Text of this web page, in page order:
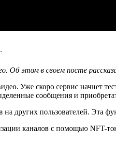
Об этом в своем посте
Уже скоро сервис начнет
сообщения и
других пользователей. Эта
каналов с помощью NFT-